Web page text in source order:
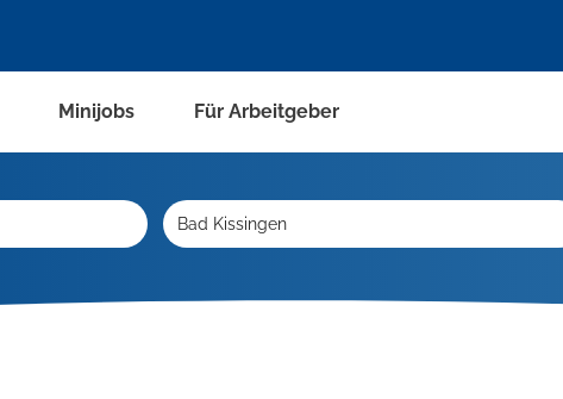
Minijobs Für Arbeitgeber